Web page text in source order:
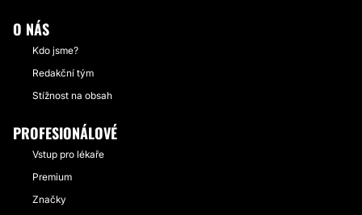
O NÁS
Kdo jsme?
Redakční tým
Stížnost na obsah
PROFESIONÁLOVÉ
Vstup pro lékaře
Premium
Značky